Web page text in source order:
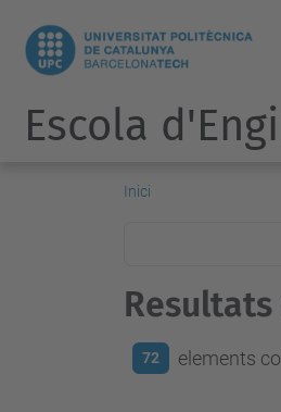
Escola
Inici
Resultats
72 elements